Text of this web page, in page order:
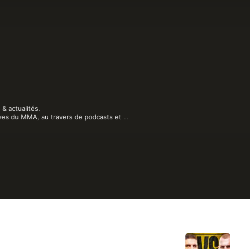
actualités.
du MMA, au travers de podcasts et
plus d'informations.